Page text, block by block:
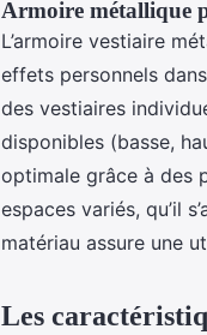
Armoire métallique
L’armoire vestiaire
effets personnels
des vestiaires
disponibles (basse,
optimale grâce à des
espaces variés, qu’il
matériau assure une
Les